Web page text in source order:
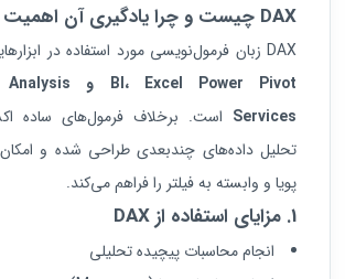
DAX چیست و چرا یادگیری آن اهمیت
DAX زبان فرمول‌نویسی مورد استفاده در ابزارهایی مانند
BI، Excel Power Pivot و
Services
تحلیل داده‌های چندبعدی طراحی شده و
پویا و وابسته به فیلتر را فراهم می‌کند.
1. مزایای استفاده از
انجام محاسبات پیچیده تحلیلی